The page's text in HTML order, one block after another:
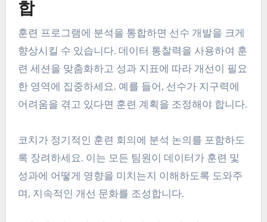
합
훈련 프로그램에 분석을 통합하면 선수 개발을 크게
향상시킬 수 있습니다. 데이터 통찰력을 사용하여 훈
련 세션을 맞춤화하고 성과 지표에 따라 개선이 필요
한 영역에 집중하세요. 예를 들어, 선수가 지구력에
어려움을 겪고 있다면 훈련 계획을 조정해야 합니다.
코치가 정기적인 훈련 회의에 분석 논의를 포함하도
록 장려하세요. 이는 모든 팀원이 데이터가 훈련 및
성과에 어떻게 영향을 미치는지 이해하도록 도와주
며, 지속적인 개선 문화를 조성합니다.